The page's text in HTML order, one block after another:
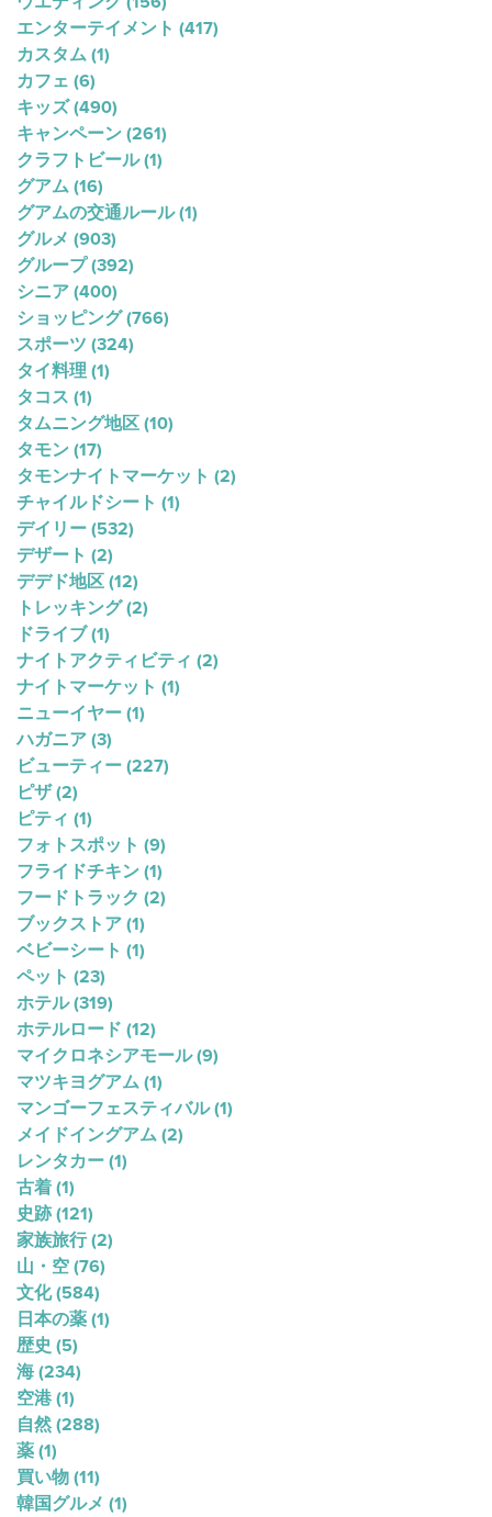
エンターテイメント (417)
カスタム(1)
カフェ (6)
キッズ(490)
キャンペーン(261)
クラフトビール(1)
グアム(16)
グアムの交通ルール(1)
グルメ (903)
グループ(392)
シニア(400)
ショッピング(766)
スポーツ (324)
タイ料理(1)
タコス (1)
タムニング地区(10)
タモン(17)
タモンナイトマーケット (2)
チャイルドシート (1)
デイリー(532)
デザート (2)
デデド地区(12)
トレッキング(2)
ドライブ(1)
ナイトアクティビティ (2)
ナイトマーケット (1)
ニューイヤー(1)
ハガニア(3)
ビューティー(227)
ピザ(2)
ピティ (1)
フォトスポット (9)
フライドチキン(1)
フードトラック (2)
ブックストア(1)
ベビーシート (1)
ペット (23)
ホテル(319)
ホテルロード (12)
マイクロネシアモール(9)
マツキヨグアム(1)
マンゴーフェスティバル(1)
メイドイングアム(2)
レンタカー(1)
古着(1)
史跡(121)
家族旅行(2)
山・空(76)
文化(584)
日本の薬(1)
歴史(5)
海(234)
空港(1)
自然(288)
薬(1)
買い物(11)
韓国グルメ (1)